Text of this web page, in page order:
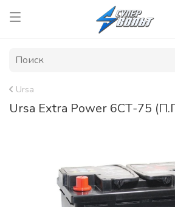
Ursa
Ursa Extra Power 6СТ-75